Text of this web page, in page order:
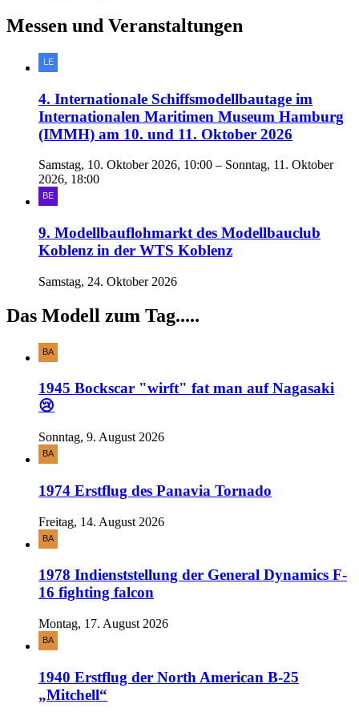
Messen und Veranstaltungen
4. Internationale Schiffsmodellbautage im
Internationalen Maritimen Museum Hamburg
(IMMH) am 10. und 11. Oktober 2026
Samstag, 10. Oktober 2026, 10:00 – Sonntag, 11. Oktober
2026, 18:00
9. Modellbauflohmarkt des Modellbauclub
Koblenz in der WTS Koblenz
Samstag, 24. Oktober 2026
Das Modell zum Tag.....
1945 Bockscar "wirft" fat man auf Nagasaki
😢
Sonntag, 9. August 2026
1974 Erstflug des Panavia Tornado
Freitag, 14. August 2026
1978 Indienststellung der General Dynamics F-
16 fighting falcon
Montag, 17. August 2026
1940 Erstflug der North American B-25
„Mitchell“